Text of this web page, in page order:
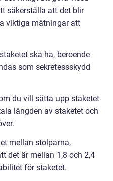
säkerställa att det blir
viktiga mätningar att
ska ha, beroende
som sekretessskydd
du vill sätta upp staketet
längden av staketet och
mellan stolparna,
det är mellan 1,8 och 2,4
för staketet.